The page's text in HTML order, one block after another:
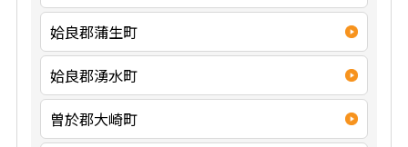
姶良郡蒲生町
姶良郡湧水町
曽於郡大崎町